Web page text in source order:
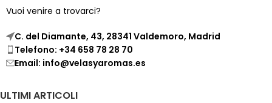
Vuoi venire a trovarci?
C. del Diamante, 43, 28341 Valdemoro, Madrid
Telefono: +34 658 78 28 70
Email: info@velasyaromas.es
ULTIMI ARTICOLI